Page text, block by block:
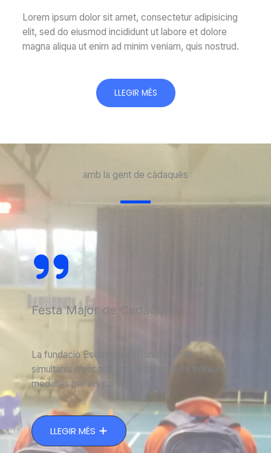
Lorem ipsum dolor sit amet, consectetur adipisicing
elit, sed do eiusmod incididunt ut labore et dolore
magna aliqua ut enim ad minim veniam, quis nostrud.
LLEGIR MÉS
amb la gent de càdaquès
Festa Major de Cadaqués
La fundació Escofet a col·laborat en la
simultània d’escacs amb la compra de trofeus i
medalles per els participants
LLEGIR MÉS